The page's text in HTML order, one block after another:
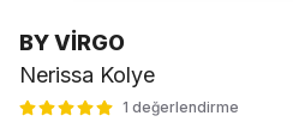
BY VİRGO
Nerissa Kolye
1 değerlendirme